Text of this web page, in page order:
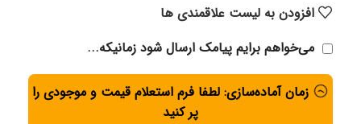
افزودن به لیست علاقمندی ها
می‌خواهم برایم پیامک ارسال شود زمانیکه...
زمان آماده‌سازی: لطفا فرم استعلام قیمت و موجودی را
پر کنید